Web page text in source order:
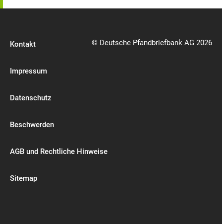
Kontakt
Impressum
Datenschutz
Beschwerden
AGB und Rechtliche Hinweise
Sitemap
© Deutsche Pfandbriefbank AG 2026